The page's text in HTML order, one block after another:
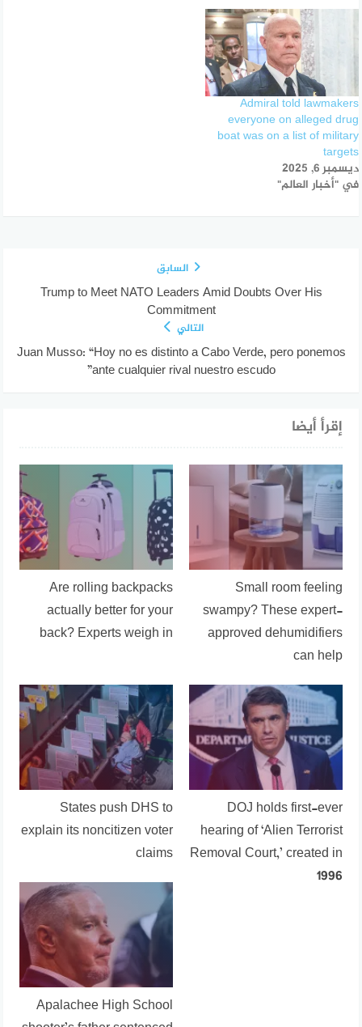
Admiral told lawmakers
everyone on alleged drug
boat was on a list of military
targets
ديسمبر 6, 2025
في "أخبار العالم"
السابق
Trump to Meet NATO Leaders Amid Doubts Over His
Commitment
التالي
Juan Musso: “Hoy no es distinto a Cabo Verde, pero ponemos
ante cualquier rival nuestro escudo”
إقرأ أيضا
Small room feeling
swampy? These expert-
approved dehumidifiers
can help
Are rolling backpacks
actually better for your
back? Experts weigh in
DOJ holds first-ever
hearing of ‘Alien Terrorist
Removal Court,’ created in
1996
States push DHS to
explain its noncitizen voter
claims
Apalachee High School